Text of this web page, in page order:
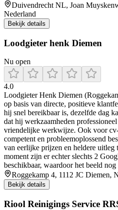
Duivendrecht NL, Joan
Nederland
Bekijk details
Loodgieter henk Diemen
Nu open
4.0
Loodgieter Henk Diemen
op basis van directe, positieve
hij snel bereikbaar is, dezelfde dag
dat hij werkzaamheden
vriendelijke werkwijze. Ook voor
competent en probleemoplossend
van eerlijke prijzen en heldere
moment zijn er echter slechts 2
beschikbaar, waardoor het beeld nog
Roggekamp 4, 1112 JC Diemen,
Bekijk details
Riool Reinigings Service